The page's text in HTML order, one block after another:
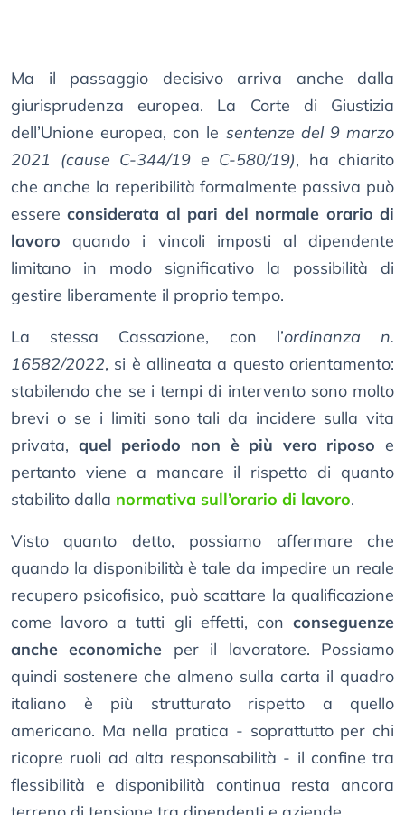
Ma il passaggio decisivo arriva anche dalla
giurisprudenza europea. La Corte di Giustizia
dell’Unione europea, con le sentenze del 9 marzo
2021 (cause C-344/19 e C-580/19), ha chiarito
che anche la reperibilità formalmente passiva può
essereconsiderata al pari del normale orario di
lavoro quando i vincoli imposti al dipendente
limitano in modo significativo la possibilità di
gestire liberamente il proprio tempo.
La stessa Cassazione, con l’ordinanza n.
16582/2022, si è allineata a questo orientamento:
stabilendo che se i tempi di intervento sono molto
brevi o se i limiti sono tali da incidere sulla vita
privata, quel periodo non è più vero riposo e
pertanto viene a mancare il rispetto di quanto
stabilito dalla normativa sull’orario di lavoro.
Visto quanto detto, possiamo affermare che
quando la disponibilità è tale da impedire un reale
recupero psicofisico, può scattare la qualificazione
come lavoro a tutti gli effetti, con conseguenze
anche economiche per il lavoratore. Possiamo
quindi sostenere che almeno sulla carta il quadro
italiano è più strutturato rispetto a quello
americano. Ma nella pratica - soprattutto per chi
ricopre ruoli ad alta responsabilità - il confine tra
flessibilità e disponibilità continua resta ancora